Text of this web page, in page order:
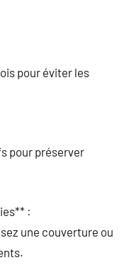
pour éviter les
pour préserver
:
une couverture ou